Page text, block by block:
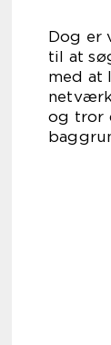
Dog er
til at
med at
og tror